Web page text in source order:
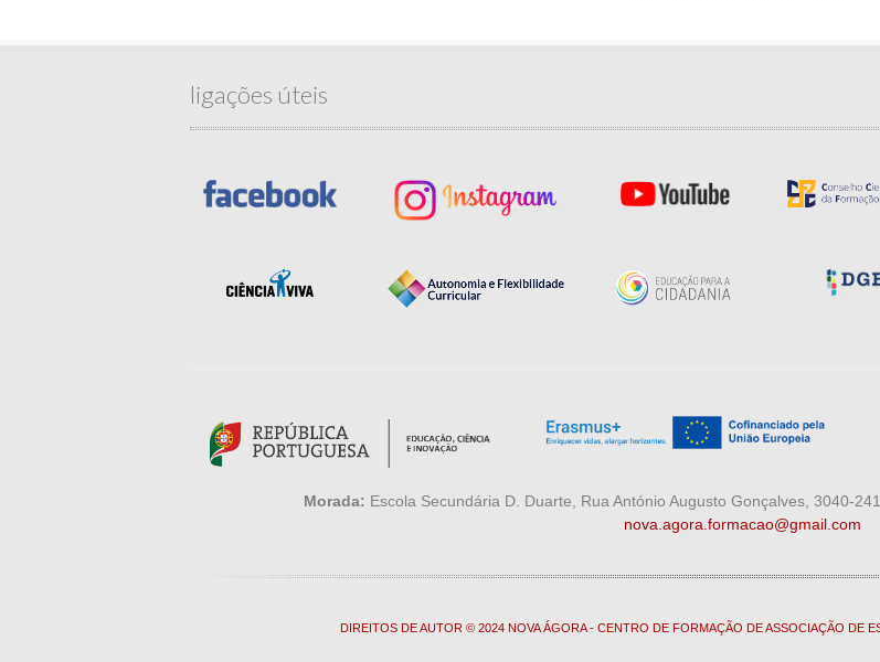
ligações úteis
Morada: Escola Secundária D. Duarte, Rua António Augusto Gonçalves, 3040-
nova.agora.formacao@gmail.com
DIREITOS DE AUTOR © 2024 NOVA ÁGORA - CENTRO DE FORMAÇÃO DE ASSOCIAÇÃO DE